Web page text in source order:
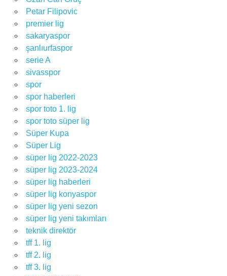
Petar Filipovic
premier lig
sakaryaspor
şanlıurfaspor
serie A
sivasspor
spor
spor haberleri
spor toto 1. lig
spor toto süper lig
Süper Kupa
Süper Lig
süper lig 2022-2023
süper lig 2023-2024
süper lig haberleri
süper lig konyaspor
süper lig yeni sezon
süper lig yeni takımları
teknik direktör
tff 1. lig
tff 2. lig
tff 3. lig